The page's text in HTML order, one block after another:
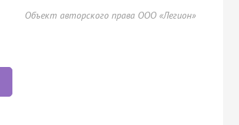
Объект авторского права ООО «Легион»